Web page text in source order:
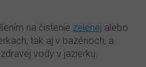
y
v
ý
p
na čistenie zelenej alebo
tak aj v bazénoch, a
vody v jazierku.